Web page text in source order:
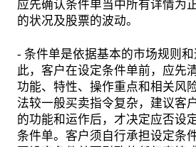
应先确认条件单当中所有详情为
的状况及股票的波动。
- 条件单是依据基本的市场规则
此，客户在设定条件单前，应先
功能、特性、操作重点和相关风
法较一般买卖指令复杂，建议客
的功能和运作后，才决定应否设
条件单。客户须自行承担设定条